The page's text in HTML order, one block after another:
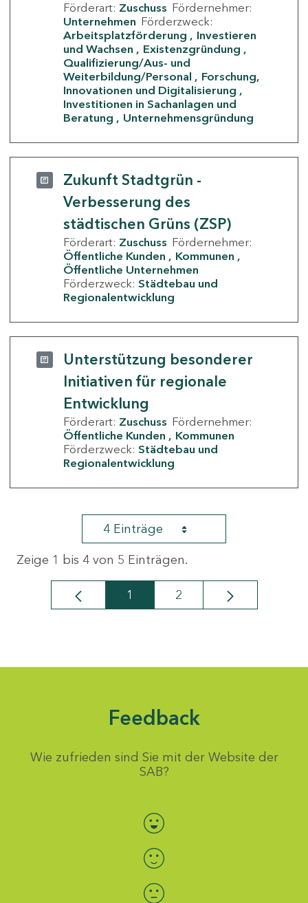
Förderart: Zuschuss Fördernehmer:
Unternehmen Förderzweck:
Arbeitsplatzförderung
Investieren
und Wachsen
Existenzgründung
Qualifizierung/Aus- und
Weiterbildung/Personal
Forschung,
Innovationen und Digitalisierung
Investitionen in Sachanlagen und
Beratung
Unternehmensgründung
Zukunft Stadtgrün -
Verbesserung des
städtischen Grüns (ZSP)
Förderart: Zuschuss Fördernehmer:
Öffentliche Kunden
Kommunen
Öffentliche Unternehmen
Förderzweck: Städtebau und
Regionalentwicklung
Unterstützung besonderer
Initiativen für regionale
Entwicklung
Förderart: Zuschuss Fördernehmer:
Öffentliche Kunden
Kommunen
Förderzweck: Städtebau und
Regionalentwicklung
4 Einträge
Zeige 1 bis 4 von 5 Einträgen.
Seite
1 Seite
2
Feedback
Wie zufrieden sind Sie mit der Website der
SAB?
Bewertung auswählen